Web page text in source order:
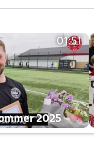
01:51
2025